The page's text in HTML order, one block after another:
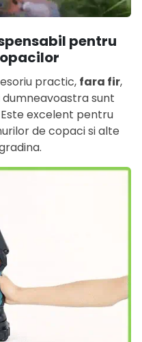
pentru
practic, fara fir,
sunt
excelent pentru
de copaci si alte